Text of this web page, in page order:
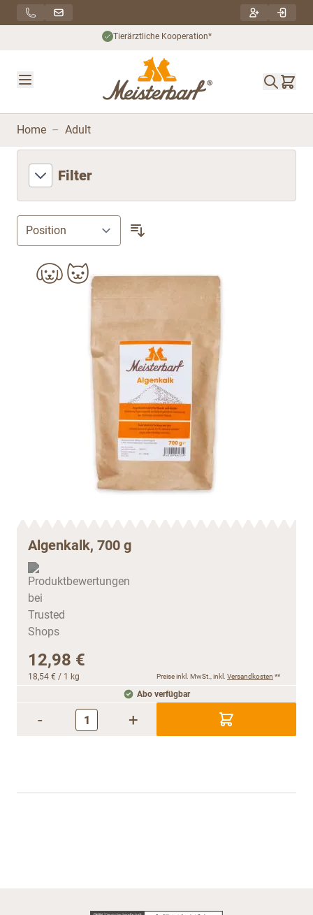
Direkt zum Inhalt
Tierärztliche Kooperation*
Home – Adult
Filter
Algenkalk, 700 g
12,98 €
18,54 € / 1 kg Preise inkl. MwSt., inkl. Versandkosten **
Abo verfügbar
- +